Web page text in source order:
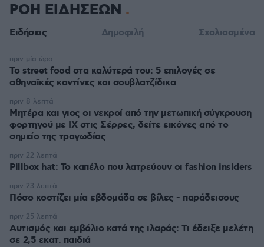
ΡΟΗ ΕΙΔΗΣΕΩΝ
Ειδήσεις Δημοφιλή Σχολιασμένα
Το street food στα καλύτερά του: 5 επιλογές σε
αθηναϊκές καντίνες και σουβλατζίδικα
πριν μία ώρα
Μητέρα και γιος οι νεκροί από την μετωπική σύγκρουση
φορτηγού με ΙΧ στις Σέρρες, δείτε εικόνες από το
σημείο της τραγωδίας
πριν 8 λεπτά
Pillbox hat: Το καπέλο που λατρεύουν οι fashion insiders
πριν 22 λεπτά
Πόσο κοστίζει μία εβδομάδα σε βίλες - παράδεισους
πριν 23 λεπτά
Αυτισμός και εμβόλιο κατά της ιλαράς: Τι έδειξε μελέτη
σε 2,5 εκατ. παιδιά
πριν 25 λεπτά